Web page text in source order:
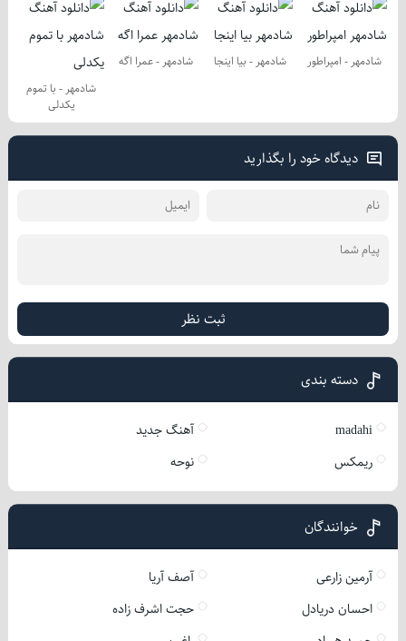
شادمهر - امپراطور شادمهر - بیا اینجا
شادمهر - عمرا اگه
شادمهر - با تموم
یكدلی
دیدگاه خود را بگذارید
ثبت نظر
دسته بندی
madahi
آهنگ جدید
ریمکس
نوحه
خوانندگان
آرمین زارعی
آصف آریا
احسان دریادل
حجت اشرف زاده